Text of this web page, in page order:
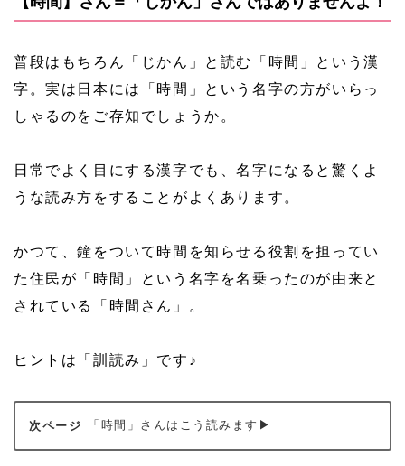
普段はもちろん「じかん」と読む「時間」という漢
字。実は日本には「時間」という名字の方がいらっ
しゃるのをご存知でしょうか。
日常でよく目にする漢字でも、名字になると驚くよ
うな読み方をすることがよくあります。
かつて、鐘をついて時間を知らせる役割を担ってい
た住民が「時間」という名字を名乗ったのが由来と
されている「時間さん」。
ヒントは「訓読み」です♪
「時間」さんはこう読みます▶